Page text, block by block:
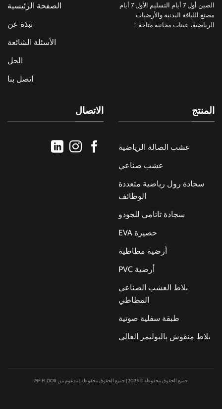
الصين أول 7 أيام التسليم الأول 7 أيام
مصنع اللياقة البدنية والأرضيات
الرياضية، عينات مجانية متاحة！
الصفحة الرئيسية
نبذة عن
الأسئلة الشائعة
الحل
اتصل بنا
المنتج
عشب الصالة الرياضية
عشب صناعي
سجادة رول رياضية متعددة
الوظائف
سجادة تاتامي للجودو
حصيرة EVA
أرضية مطاطية
أرضية PVC
بلاط العشب الصناعي
المطاطي
طبقة سفلية صوتية
بلاط منقوش بالبوليمر العالي
الاتصال
جميع الحقوق محفوظة © 2025 | جميع الحقوق محفوظة | مدعوم من MF FLOOR